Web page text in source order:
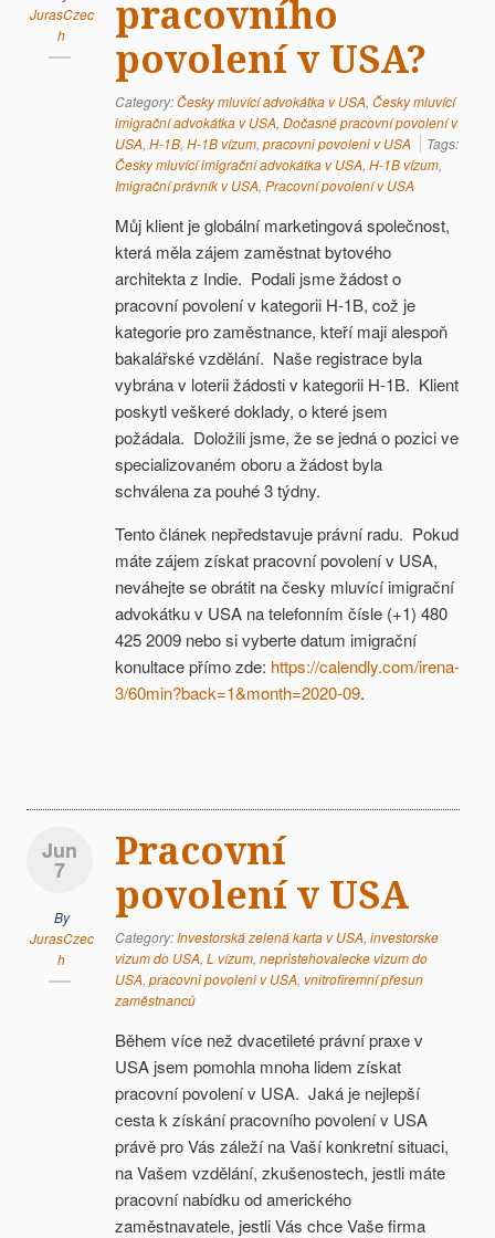
JurasCzec
h
pracovního
povolení v USA?
Category:Česky mluvící advokátka v USA, Česky mluvící
imigrační advokátka v USA, Dočasné pracovní povolení v
USA, H-1B, H-1B vízum, pracovni povoleni v USA
Tags:
Česky mluvící imigrační advokátka v USA, H-1B vízum,
Imigrační právník v USA, Pracovní povolení v USA
Můj klient je globální marketingová společnost,
která měla zájem zaměstnat bytového
architekta z Indie. Podali jsme žádost o
pracovní povolení v kategorii H-1B, což je
kategorie pro zaměstnance, kteří maji alespoň
bakalářské vzdělání. Naše registrace byla
vybrána v loterii žádosti v kategorii H-1B. Klient
poskytl veškeré doklady, o které jsem
požádala. Doložili jsme, že se jedná o pozici ve
specializovaném oboru a žádost byla
schválena za pouhé 3 týdny.
Tento článek nepředstavuje právní radu. Pokud
máte zájem získat pracovní povolení v USA,
neváhejte se obrátit na česky mluvící imigrační
advokátku v USA na telefonním čísle (+1) 480
425 2009 nebo si vyberte datum imigrační
konultace přímo zde: https://calendly.com/irena-
3/60min?back=1&month=2020-09.
Jun
7
By
JurasCzec
h
Pracovní
povolení v USA
Category:Investorská zelená karta v USA, investorske
vizum do USA, L vízum, nepristehovalecke vizum do
USA, pracovni povoleni v USA, vnitrofiremní přesun
zaměstnanců
Během více než dvacetileté právní praxe v
USA jsem pomohla mnoha lidem získat
pracovní povolení v USA. Jaká je nejlepší
cesta k získání pracovního povolení v USA
právě pro Vás záleží na Vaší konkretní situaci,
na Vašem vzdělání, zkušenostech, jestli máte
pracovní nabídku od amerického
zaměstnavatele, jestli Vás chce Vaše firma